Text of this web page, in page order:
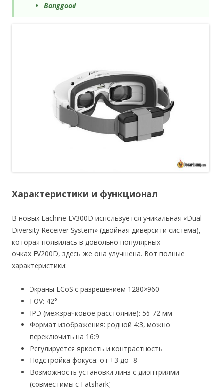
Banggood
Характеристики и функционал
В новых Eachine EV300D используется уникальная «Dual
Diversity Receiver System» (двойная диверсити система),
которая появилась в довольно популярных
очках EV200D, здесь же она улучшена. Вот полные
характеристики:
Экраны LCoS с разрешением 1280×960
FOV: 42°
IPD (межзрачковое расстояние): 56-72 мм
Формат изображения: родной 4:3, можно
переключить на 16:9
Регулируется яркость и контрастность
Подстройка фокуса: от +3 до -8
Возможность установки линз с диоптриями
(совместимы с Fatshark)